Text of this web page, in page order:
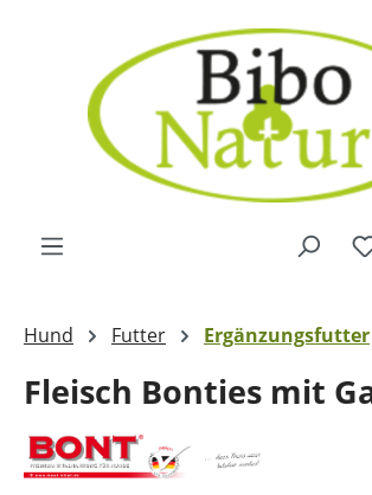
Zum Hauptinhalt springen
Hund Futter Ergänzungsfutter
Fleisch Bonties mit